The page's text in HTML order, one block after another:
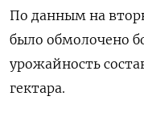
По данным на
было обмолочено
урожайность
гектара.